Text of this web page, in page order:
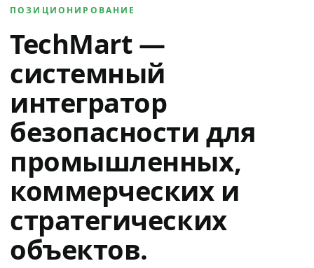
ПОЗИЦИОНИРОВАНИЕ
TechMart —
системный
интегратор
безопасности для
промышленных,
коммерческих и
стратегических
объектов.